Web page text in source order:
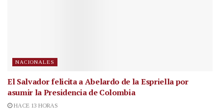
NACIONALES
El Salvador felicita a Abelardo de la Espriella por
asumir la Presidencia de Colombia
HACE 13 HORAS